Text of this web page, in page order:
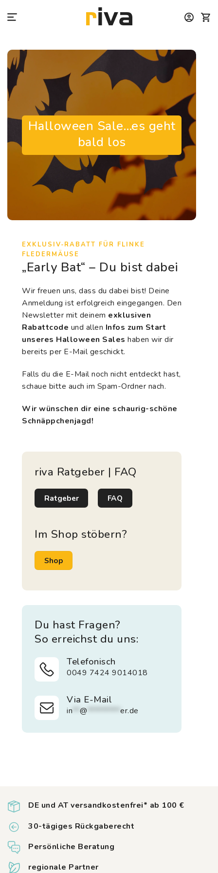
Inhalt
Halloween Sale…es geht
bald los
EXKLUSIV-RABATT FÜR FLINKE
FLEDERMÄUSE
„Early Bat“ – Du bist dabei
Wir freuen uns, dass du dabei bist! Deine
Anmeldung ist erfolgreich eingegangen. Den
Newsletter mit deinem exklusiven
Rabattcode und allen Infos zum Start
unseres Halloween Sales haben wir dir
bereits per E-Mail geschickt.
Falls du die E-Mail noch nicht entdeckt hast,
schaue bitte auch im Spam-Ordner nach.
Wir wünschen dir eine schaurig-schöne
Schnäppchenjagd!
riva Ratgeber | FAQ
Ratgeber FAQ
Im Shop stöbern?
Shop
Du hast Fragen?
So erreichst du uns:
Telefonisch
0049 7424 9014018
Via E-Mail
in **@ *********er.de
DE und AT versandkostenfrei* ab 100 €
30-tägiges Rückgaberecht
Persönliche Beratung
regionale Partner